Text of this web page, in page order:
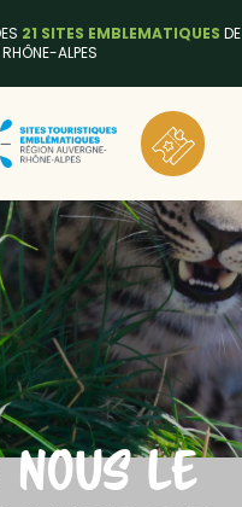
21 SITES EMBLEMATIQUES DE
ALPES
NOUS LE